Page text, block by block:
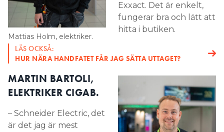
Mattias Holm, elektriker.
Exxact. Det är enkelt,
fungerar bra och lätt att
hitta i butiken.
LÄS OCKSÅ:
HUR NÄRA HANDFATET FÅR JAG SÄTTA UTTAGET?
MARTIN BARTOLI,
ELEKTRIKER CIGAB.
– Schneider Electric, det
är det jag är mest